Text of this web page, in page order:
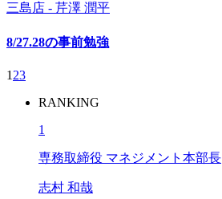
三島店 - 芹澤 潤平
8/27.28の事前勉強
1 23
RANKING
1
専務取締役 マネジメント本部長
志村 和哉